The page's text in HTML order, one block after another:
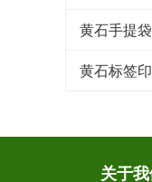
黄石标签
关于